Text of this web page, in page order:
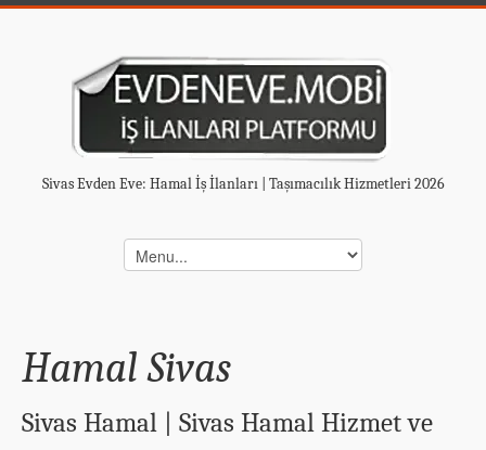
Sivas Evden Eve: Hamal İş İlanları | Taşımacılık Hizmetleri 2026
Hamal Sivas
Sivas Hamal | Sivas Hamal Hizmet ve